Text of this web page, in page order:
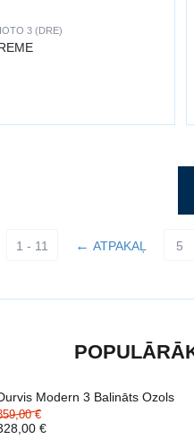
3 (DRE)
1 - 11 ATPAKAĻ 5
Modern 3 Balināts Ozols
€
€